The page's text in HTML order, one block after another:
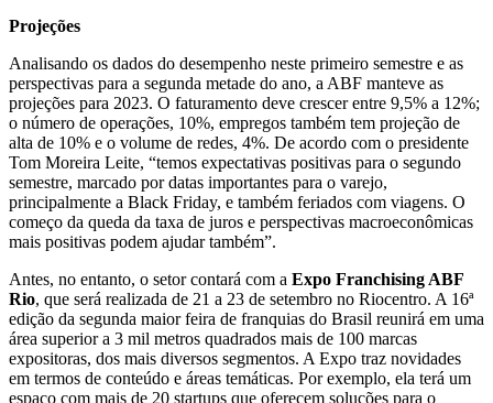
Projeções
Analisando os dados do desempenho neste primeiro semestre e as
perspectivas para a segunda metade do ano, a ABF manteve as
projeções para 2023. O faturamento deve crescer entre 9,5% a 12%;
o número de operações, 10%, empregos também tem projeção de
alta de 10% e o volume de redes, 4%. De acordo com o presidente
Tom Moreira Leite, “temos expectativas positivas para o segundo
semestre, marcado por datas importantes para o varejo,
principalmente a Black Friday, e também feriados com viagens. O
começo da queda da taxa de juros e perspectivas macroeconômicas
mais positivas podem ajudar também”.
Antes, no entanto, o setor contará com a Expo Franchising ABF
Rio, que será realizada de 21 a 23 de setembro no Riocentro. A 16ª
edição da segunda maior feira de franquias do Brasil reunirá em uma
área superior a 3 mil metros quadrados mais de 100 marcas
expositoras, dos mais diversos segmentos. A Expo traz novidades
em termos de conteúdo e áreas temáticas. Por exemplo, ela terá um
espaço com mais de 20 startups que oferecem soluções para o